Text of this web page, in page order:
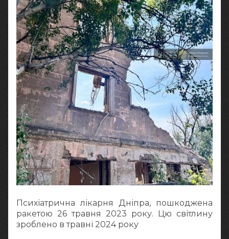
Психіатрична лікарня Дніпра, пошкоджена
ракетою 26 травня 2023 року. Цю світлину
зроблено в травні 2024 року